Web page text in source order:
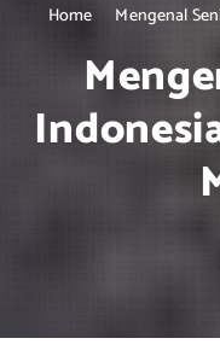
Home Mengenal